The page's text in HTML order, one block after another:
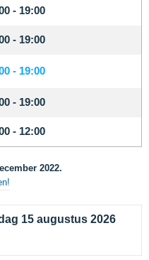
- 19:00
- 19:00
- 19:00
- 19:00
- 12:00
2022.
15 augustus 2026